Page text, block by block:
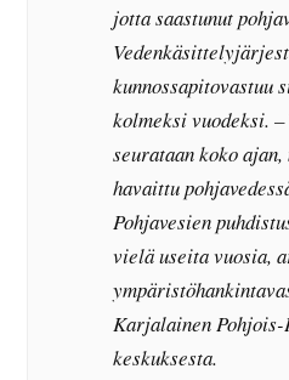
jotta saastunut
kolmeksi vuodeksi. –
seurataan koko
havaittu
Pohjavesien
vielä useita vuosia,
Karjalainen Pohjois-
keskuksesta.